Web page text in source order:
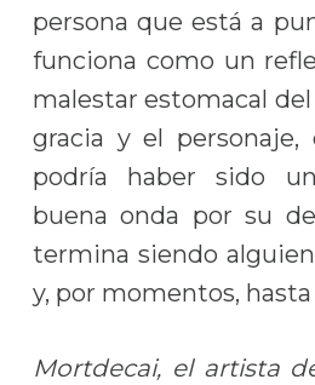
persona que está a
funciona como un
malestar estomacal
gracia y el
podría haber sido
buena onda por su
termina siendo
y, por momentos,
Mortdecai, el artista